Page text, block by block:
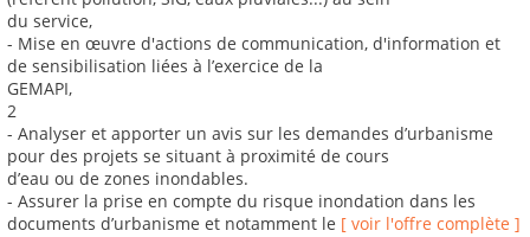
du service,
- Mise en œuvre d'actions de communication, d'information et
de sensibilisation liées à l’exercice de la
GEMAPI,
2
- Analyser et apporter un avis sur les demandes d’urbanisme
pour des projets se situant à proximité de cours
d’eau ou de zones inondables.
- Assurer la prise en compte du risque inondation dans les
documents d’urbanisme et notamment le [ voir l'offre complète ]